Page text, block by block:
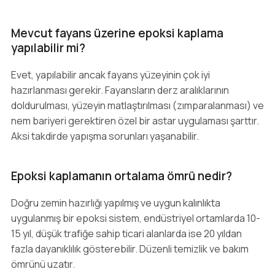
Mevcut fayans üzerine epoksi kaplama
yapılabilir mi?
Evet, yapılabilir ancak fayans yüzeyinin çok iyi
hazırlanması gerekir. Fayansların derz aralıklarının
doldurulması, yüzeyin matlaştırılması (zımparalanması) ve
nem bariyeri gerektiren özel bir astar uygulaması şarttır.
Aksi takdirde yapışma sorunları yaşanabilir.
Epoksi kaplamanın ortalama ömrü nedir?
Doğru zemin hazırlığı yapılmış ve uygun kalınlıkta
uygulanmış bir epoksi sistem, endüstriyel ortamlarda 10-
15 yıl, düşük trafiğe sahip ticari alanlarda ise 20 yıldan
fazla dayanıklılık gösterebilir. Düzenli temizlik ve bakım
ömrünü uzatır.